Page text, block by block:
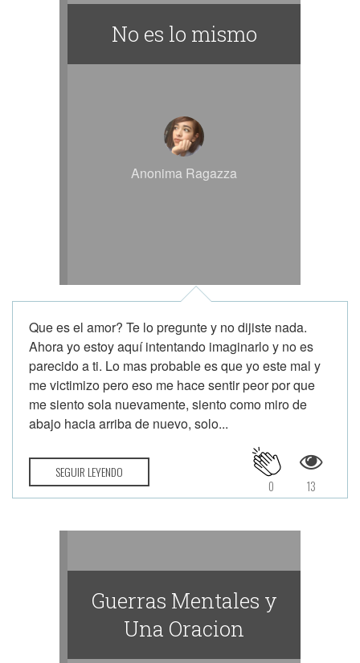
No es lo mismo
Anonima Ragazza
Que es el amor? Te lo pregunte y no dijiste nada.
Ahora yo estoy aquí intentando imaginarlo y no es
parecido a ti. Lo mas probable es que yo este mal y
me victimizo pero eso me hace sentir peor por que
me siento sola nuevamente, siento como miro de
abajo hacia arriba de nuevo, solo...
SEGUIR LEYENDO
13
0
Guerras Mentales y
Una Oracion